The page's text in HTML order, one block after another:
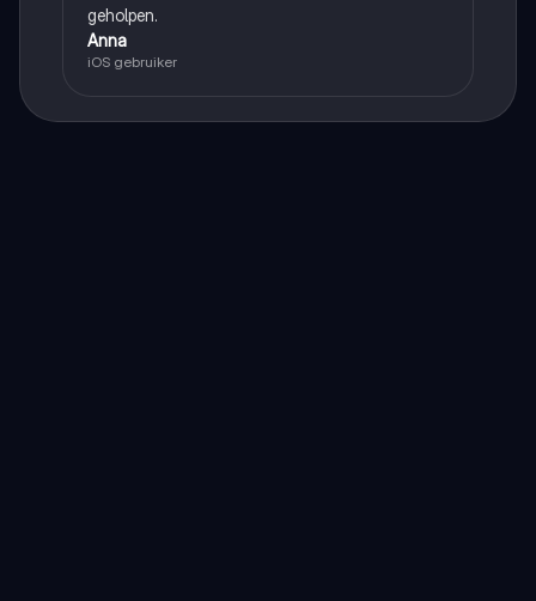
geholpen.
Anna
iOS gebruiker